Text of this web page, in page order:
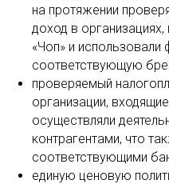
на протяжении
доход в
«Чоп» и
соответствующую
проверяемый
организации,
осуществляли
контрагентами, что
соответствующими
единую ценовую